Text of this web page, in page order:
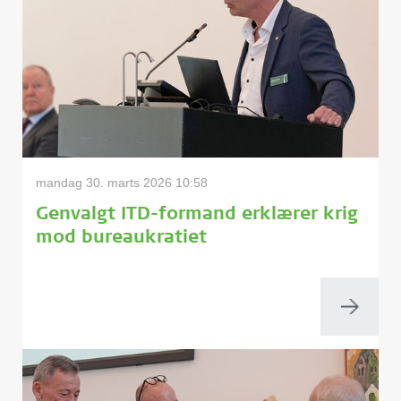
mandag 30. marts 2026 10:58
Genvalgt ITD-formand erklærer krig
mod bureaukratiet